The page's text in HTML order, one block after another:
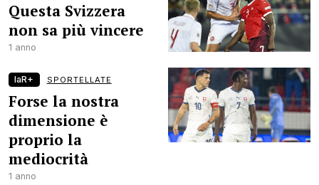
Questa Svizzera
non sa più vincere
1 anno
laR+ SPORTELLATE
Forse la nostra
dimensione è
proprio la
mediocrità
1 anno